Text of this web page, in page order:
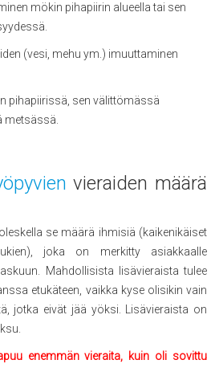
mökin pihapiirin alueella tai sen
(vesi, mehu ym.) imuuttaminen
pihapiirissä, sen välittömässä
metsässä.
vieraiden määrä
se määrä ihmisiä (kaikenikäiset
joka on merkitty asiakkaalle
Mahdollisista lisävieraista tulee
etukäteen, vaikka kyse olisikin vain
jotka eivät jää yöksi. Lisävieraista on
enemmän vieraita, kuin oli sovittu